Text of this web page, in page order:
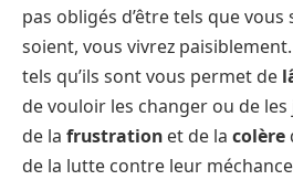
pas obligés d’être tels que vous
soient, vous vivrez
tels qu’ils sont vous permet de
de vouloir les changer ou de les
de la frustration et de la colère
de la lutte contre leur